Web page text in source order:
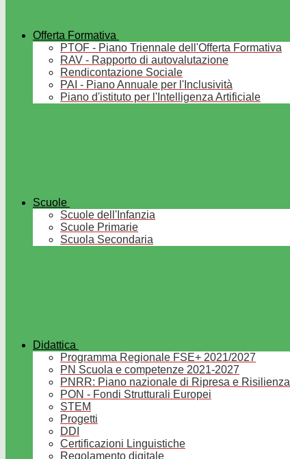
Offerta Formativa
PTOF - Piano Triennale dell'Offerta Formativa
RAV - Rapporto di autovalutazione
Rendicontazione Sociale
PAI - Piano Annuale per l'Inclusività
Piano d'istituto per l'Intelligenza Artificiale
Scuole
Scuole dell'Infanzia
Scuole Primarie
Scuola Secondaria
Didattica
Programma Regionale FSE+ 2021/2027
PN Scuola e competenze 2021-2027
PNRR: Piano nazionale di Ripresa e Risilienza
PON - Fondi Strutturali Europei
STEM
Progetti
DDI
Certificazioni Linguistiche
Regolamento digitale